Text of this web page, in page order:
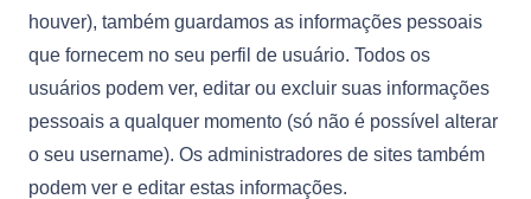
houver), também guardamos as informações pessoais
que fornecem no seu perfil de usuário. Todos os
usuários podem ver, editar ou excluir suas informações
pessoais a qualquer momento (só não é possível alterar
o seu username). Os administradores de sites também
podem ver e editar estas informações.